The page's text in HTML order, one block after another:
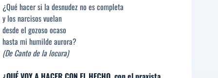
¿Qué hacer si la desnudez no es completa
y los narcisos vuelan
desde el gozoso ocaso
hasta mi humilde aurora?
(De Canto de la locura)